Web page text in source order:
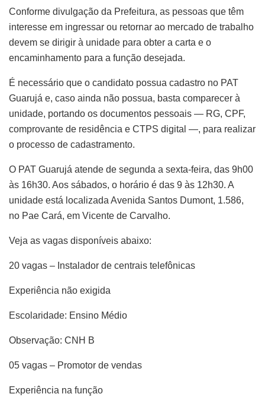
Conforme divulgação da Prefeitura, as pessoas que têm
interesse em ingressar ou retornar ao mercado de trabalho
devem se dirigir à unidade para obter a carta e o
encaminhamento para a função desejada.
É necessário que o candidato possua cadastro no PAT
Guarujá e, caso ainda não possua, basta comparecer à
unidade, portando os documentos pessoais — RG, CPF,
comprovante de residência e CTPS digital —, para realizar
o processo de cadastramento.
O PAT Guarujá atende de segunda a sexta-feira, das 9h00
às 16h30. Aos sábados, o horário é das 9 às 12h30. A
unidade está localizada Avenida Santos Dumont, 1.586,
no Pae Cará, em Vicente de Carvalho.
Veja as vagas disponíveis abaixo:
20 vagas – Instalador de centrais telefônicas
Experiência não exigida
Escolaridade: Ensino Médio
Observação: CNH B
05 vagas – Promotor de vendas
Experiência na função